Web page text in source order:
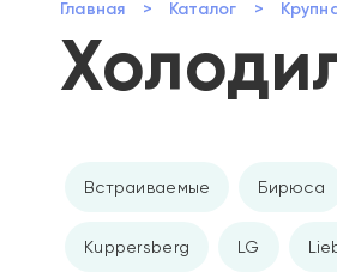
Главная > Каталог >
Встраиваемые Бирюса
Kuppersberg LG